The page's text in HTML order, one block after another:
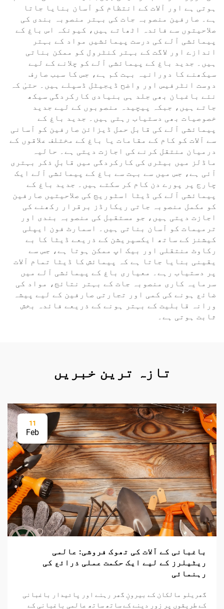
ہوتی ہے اور آلات کے انتظام کو آسان بنایا جاتا
ہے۔ صارفین منصوبہ جات کی بہتر منصوبہ بندی کی
صلاحیتوں سے فائدہ اٹھاتے ہیں، کیونکہ اس باغ کے
پیمائشی آلے کی درست پیمائشیں مواد کے بہتر
اندازے اور لاگت کے بہتر کنٹرول کو ممکن بناتی
ہیں۔ جدید باغ کے پیمائشی آلے کو چلانے کے لیے
سیکھنے کا دورانیہ بہت کم ہے، جس کا سبب صارف
دوست انٹرفیس اور واضح ڈیجیٹل ڈسپلے ہیں۔ حتیٰ کہ
نئے باغبان بھی جلد ہی بنیادی کارکردگی سیکھ
جاتے ہیں، جبکہ پیچیدہ منصوبوں کے لیے جدید
خصوصیات بھی دستیاب رہتی ہیں۔ جدید باغ کے
پیمائشی آلے کی قابل حمل ڈیزائن صارفین کو آسانی
سے آلات کو کام کے مقامات یا باغ کے مختلف علاقوں کے
درمیان منتقل کرنے کی اجازت دیتی ہے۔ حالیہ
ماڈلز میں بیٹری کی کارکردگی میں قابلِ ذکر بہتری
آئی ہے، جس میں سے بہت سے باغ کے پیمائشی آلے ایک
چارج پر پورے دن کام کر سکتے ہیں۔ جدید باغ کے
پیمائشی آلے کی ڈیٹا اسٹوریج کی صلاحیتیں صارفین
کو مکمل منصوبہ جاتی ریکارڈز برقرار رکھنے کی
اجازت دیتی ہیں، جو مستقبل کی منصوبہ بندی اور
ترمیمات کو آسان بناتی ہیں۔ اسمارٹ فون ایپلی
کیشنز کے ساتھ ایکسپریشن کے ذریعے ڈیٹا کا بے
رکاوٹ منتقلی اور بیک اپ ممکن ہوتا ہے، جس سے
یقینی بنایا جاتا ہے کہ پیمائش کا ڈیٹا تمام آلات
پر دستیاب رہے۔ معیاری باغ کے پیمائشی آلے میں
سرمایہ کاری منصوبہ جات کے بہتر نتائج، مواد کی
ضائع ہونے کی کمی اور تجارتی صارفین کے لیے پیشہ
ورانہ قابلیت کے بہتر ہونے کے ذریعے فائدہ بخش
ثابت ہوتی ہے۔
تازہ ترین خبریں
11
Feb
باغبانی کے آلات کی تھوک فروشی: عالمی
ریٹیلرز کے لیے ایک حکمت عملی ذرائع کی
رہنمائی
گھریلو مالکان کے بیرونِ گھر رہنے اور پائیدار باغبانی
کے طریقوں پر زور دینے کے ساتھ ساتھ عالمی باغبانی کے